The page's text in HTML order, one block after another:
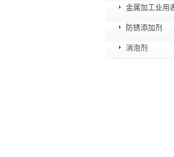
金属加工业用
防锈添加剂
消泡剂